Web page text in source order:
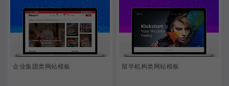
企业集团类网站模板 留学机构类网站模板